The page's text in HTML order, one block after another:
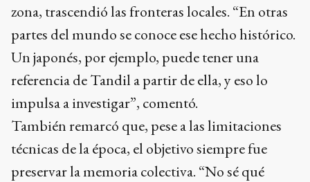
zona, trascendió las fronteras locales. “En otras
partes del mundo se conoce ese hecho histórico.
Un japonés, por ejemplo, puede tener una
referencia de Tandil a partir de ella, y eso lo
impulsa a investigar”, comentó.
También remarcó que, pese a las limitaciones
técnicas de la época, el objetivo siempre fue
preservar la memoria colectiva. “No sé qué